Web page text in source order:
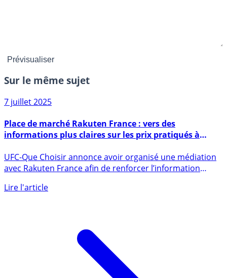
Sur le même sujet
Place de marché Rakuten France : vers des
compter du 30 septembre 2025
UFC-Que Choisir annonce avoir organisé une médiation
avec Rakuten France afin de renforcer l’information
donnée aux (...)